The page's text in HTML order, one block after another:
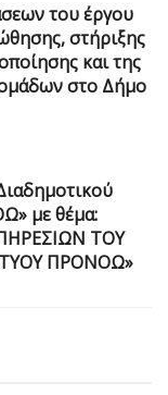
του έργου
στήριξης
και της
στο Δήμο
με θέμα:
ΤΟΥ
ΠΡΟΝΟΩ»